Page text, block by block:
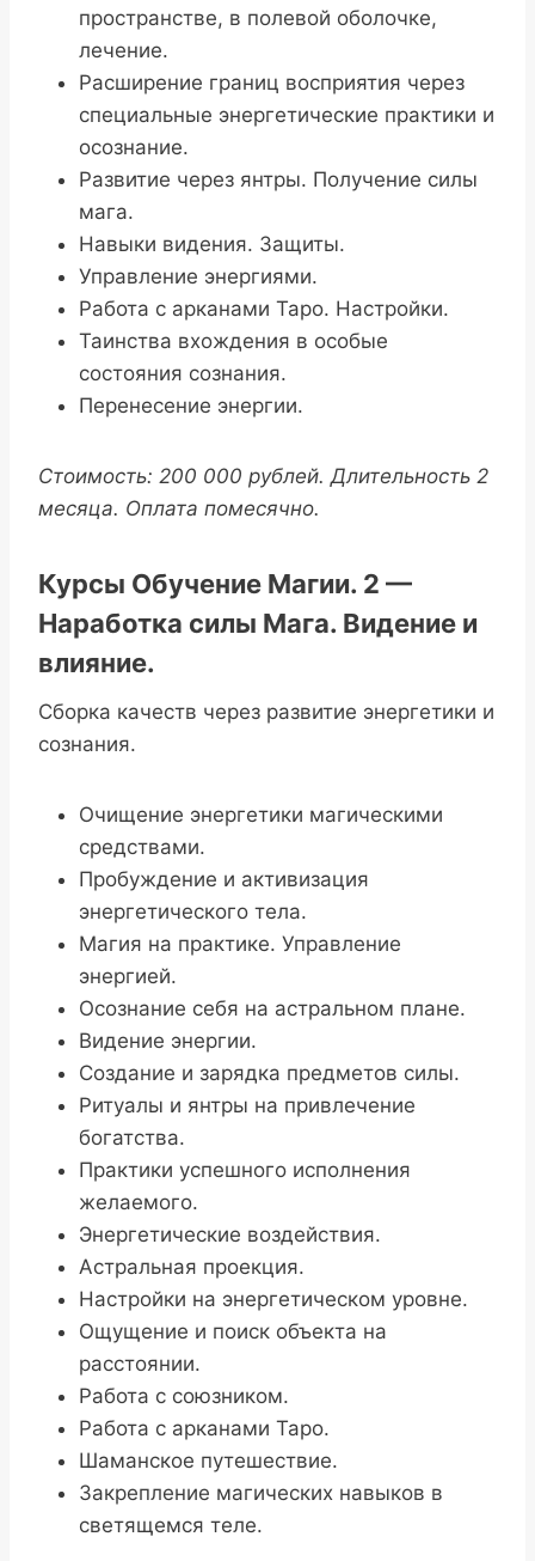
пространстве, в полевой оболочке,
лечение.
Расширение границ восприятия через
специальные энергетические практики и
осознание.
Развитие через янтры. Получение силы
мага.
Навыки видения. Защиты.
Управление энергиями.
Работа с арканами Таро. Настройки.
Таинства вхождения в особые
состояния сознания.
Перенесение энергии.
Стоимость: 200 000 рублей. Длительность 2
месяца. Оплата помесячно.
Курсы Обучение Магии. 2 —
Наработка силы Мага. Видение и
влияние.
Сборка качеств через развитие энергетики и
сознания.
Очищение энергетики магическими
средствами.
Пробуждение и активизация
энергетического тела.
Магия на практике. Управление
энергией.
Осознание себя на астральном плане.
Видение энергии.
Создание и зарядка предметов силы.
Ритуалы и янтры на привлечение
богатства.
Практики успешного исполнения
желаемого.
Энергетические воздействия.
Астральная проекция.
Настройки на энергетическом уровне.
Ощущение и поиск объекта на
расстоянии.
Работа с союзником.
Работа с арканами Таро.
Шаманское путешествие.
Закрепление магических навыков в
светящемся теле.